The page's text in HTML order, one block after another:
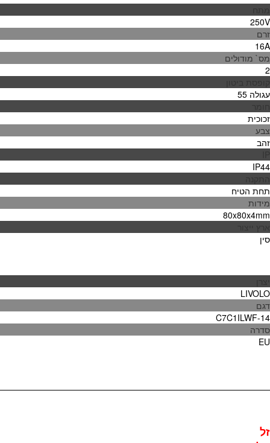
250V
זרם
16A
מס` מודולים
2
עגולה 55
זכוכית
צבע
זהב
IP44
תחת הטיח
מידות
80x80x4mm
סין
LIVOLO
דגם
C7C1ILWF-14
סדרה
EU